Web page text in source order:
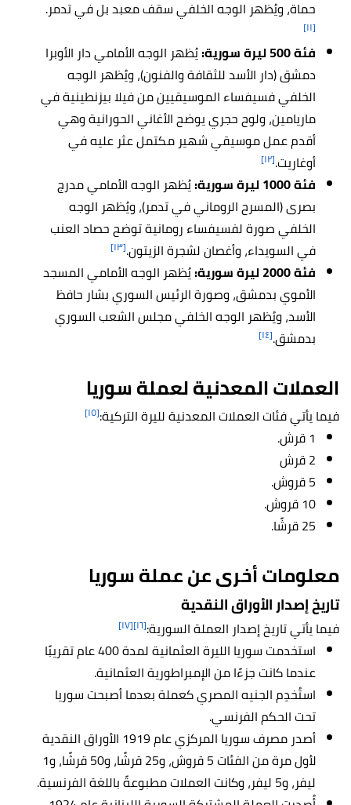
حماة، ويُظهر الوجه الخلفي سقف معبد بل في تدمر.
[١١]
فئة 500 ليرة سورية:
يُظهر الوجه الأمامي دار الأوبرا
دمشق (دار الأسد للثقافة والفنون)، ويُظهر الوجه
الخلفي فسيفساء الموسيقيين من فيلا بيزنطينية في
ماريامين، ولوح حجري يوضح الأغاني الحورانية وهي
أقدم عمل موسيقي شهير مكتمل عثر عليه في
أوغاريت.[١٢]
فئة 1000 ليرة سورية:
يُظهر الوجه الأمامي مدرج
بصرى (المسرح الروماني في تدمر)، ويُظهر الوجه
الخلفي صورة لفسيفساء رومانية توضح حصاد العنب
في السويداء، وأغصان لشجرة الزيتون.[١٣]
فئة 2000 ليرة سورية:
يُظهر الوجه الأمامي المسجد
الأموي بدمشق، وصورة الرئيس السوري بشار حافظ
الأسد، ويُظهر الوجه الخلفي مجلس الشعب السوري
بدمشق.[١٤]
العملات المعدنيةلعملة سوريا
فيما يأتي فئات العملات المعدنية لليرة التركية:[١٥]
1 قرش.
2 قرش
5 قروش.
10 قروش.
25 قرشًا.
معلومات أخرى عن عملة سوريا
تاريخ إصدار الأوراق النقدية
فيما يأتي تاريخ إصدار العملة السورية:[١٦] [١٧]
استخدمت سوريا الليرة العثمانية لمدة 400 عام تقريبًا
عندما كانت جزءًا من الإمبراطورية العثمانية.
استُخدِم الجنيه المصري كعملة بعدما أصبحت سوريا
تحت الحكم الفرنسي.
أصدر مصرف سوريا المركزي عام 1919 الأوراق النقدية
لأول مرة من الفئات 5 قروش، و25 قرشًا، و50 قرشًا، و1
ليفر، و5 ليفر، وكانت العملات مطبوعةً باللغة الفرنسية.